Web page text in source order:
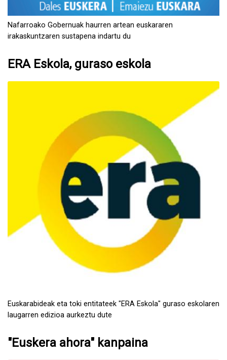
Nafarroako Gobernuak haurren artean euskararen
irakaskuntzaren sustapena indartu du
ERA Eskola, guraso eskola
Euskarabideak eta toki entitateek "ERA Eskola" guraso eskolaren
laugarren edizioa aurkeztu dute
"Euskera ahora" kanpaina